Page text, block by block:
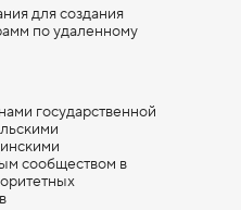
государственной
сообществом в
для создания
по удаленному